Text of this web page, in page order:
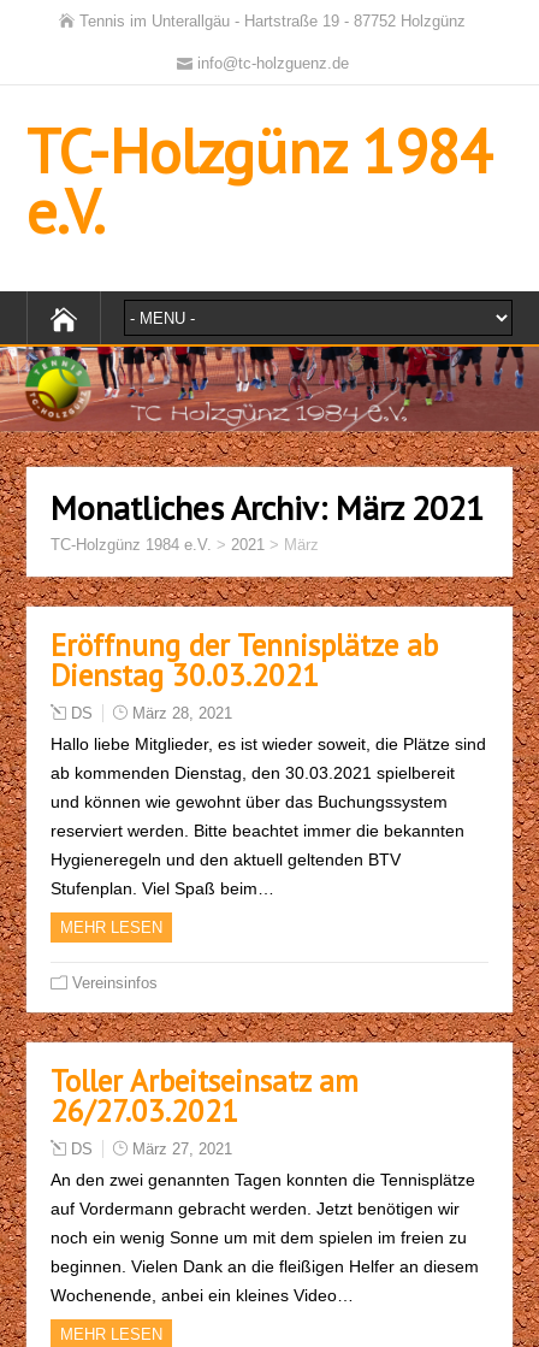
Tennis im Unterallgäu - Hartstraße 19 - 87752 Holzgünz
info@tc-holzguenz.de
TC-Holzgünz 1984
e.V.
Monatliches Archiv: März 2021
TC-Holzgünz 1984 e.V. > 2021 > März
Eröffnung der Tennisplätze ab
Dienstag 30.03.2021
DS März 28, 2021
Hallo liebe Mitglieder, es ist wieder soweit, die Plätze sind
ab kommenden Dienstag, den 30.03.2021 spielbereit
und können wie gewohnt über das Buchungssystem
reserviert werden. Bitte beachtet immer die bekannten
Hygieneregeln und den aktuell geltenden BTV
Stufenplan. Viel Spaß beim…
MEHR LESEN
Vereinsinfos
Toller Arbeitseinsatz am
26/27.03.2021
DS März 27, 2021
An den zwei genannten Tagen konnten die Tennisplätze
auf Vordermann gebracht werden. Jetzt benötigen wir
noch ein wenig Sonne um mit dem spielen im freien zu
beginnen. Vielen Dank an die fleißigen Helfer an diesem
Wochenende, anbei ein kleines Video…
MEHR LESEN